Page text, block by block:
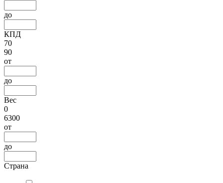
до
КПД
70
90
от
до
Вес
0
6300
от
до
Страна